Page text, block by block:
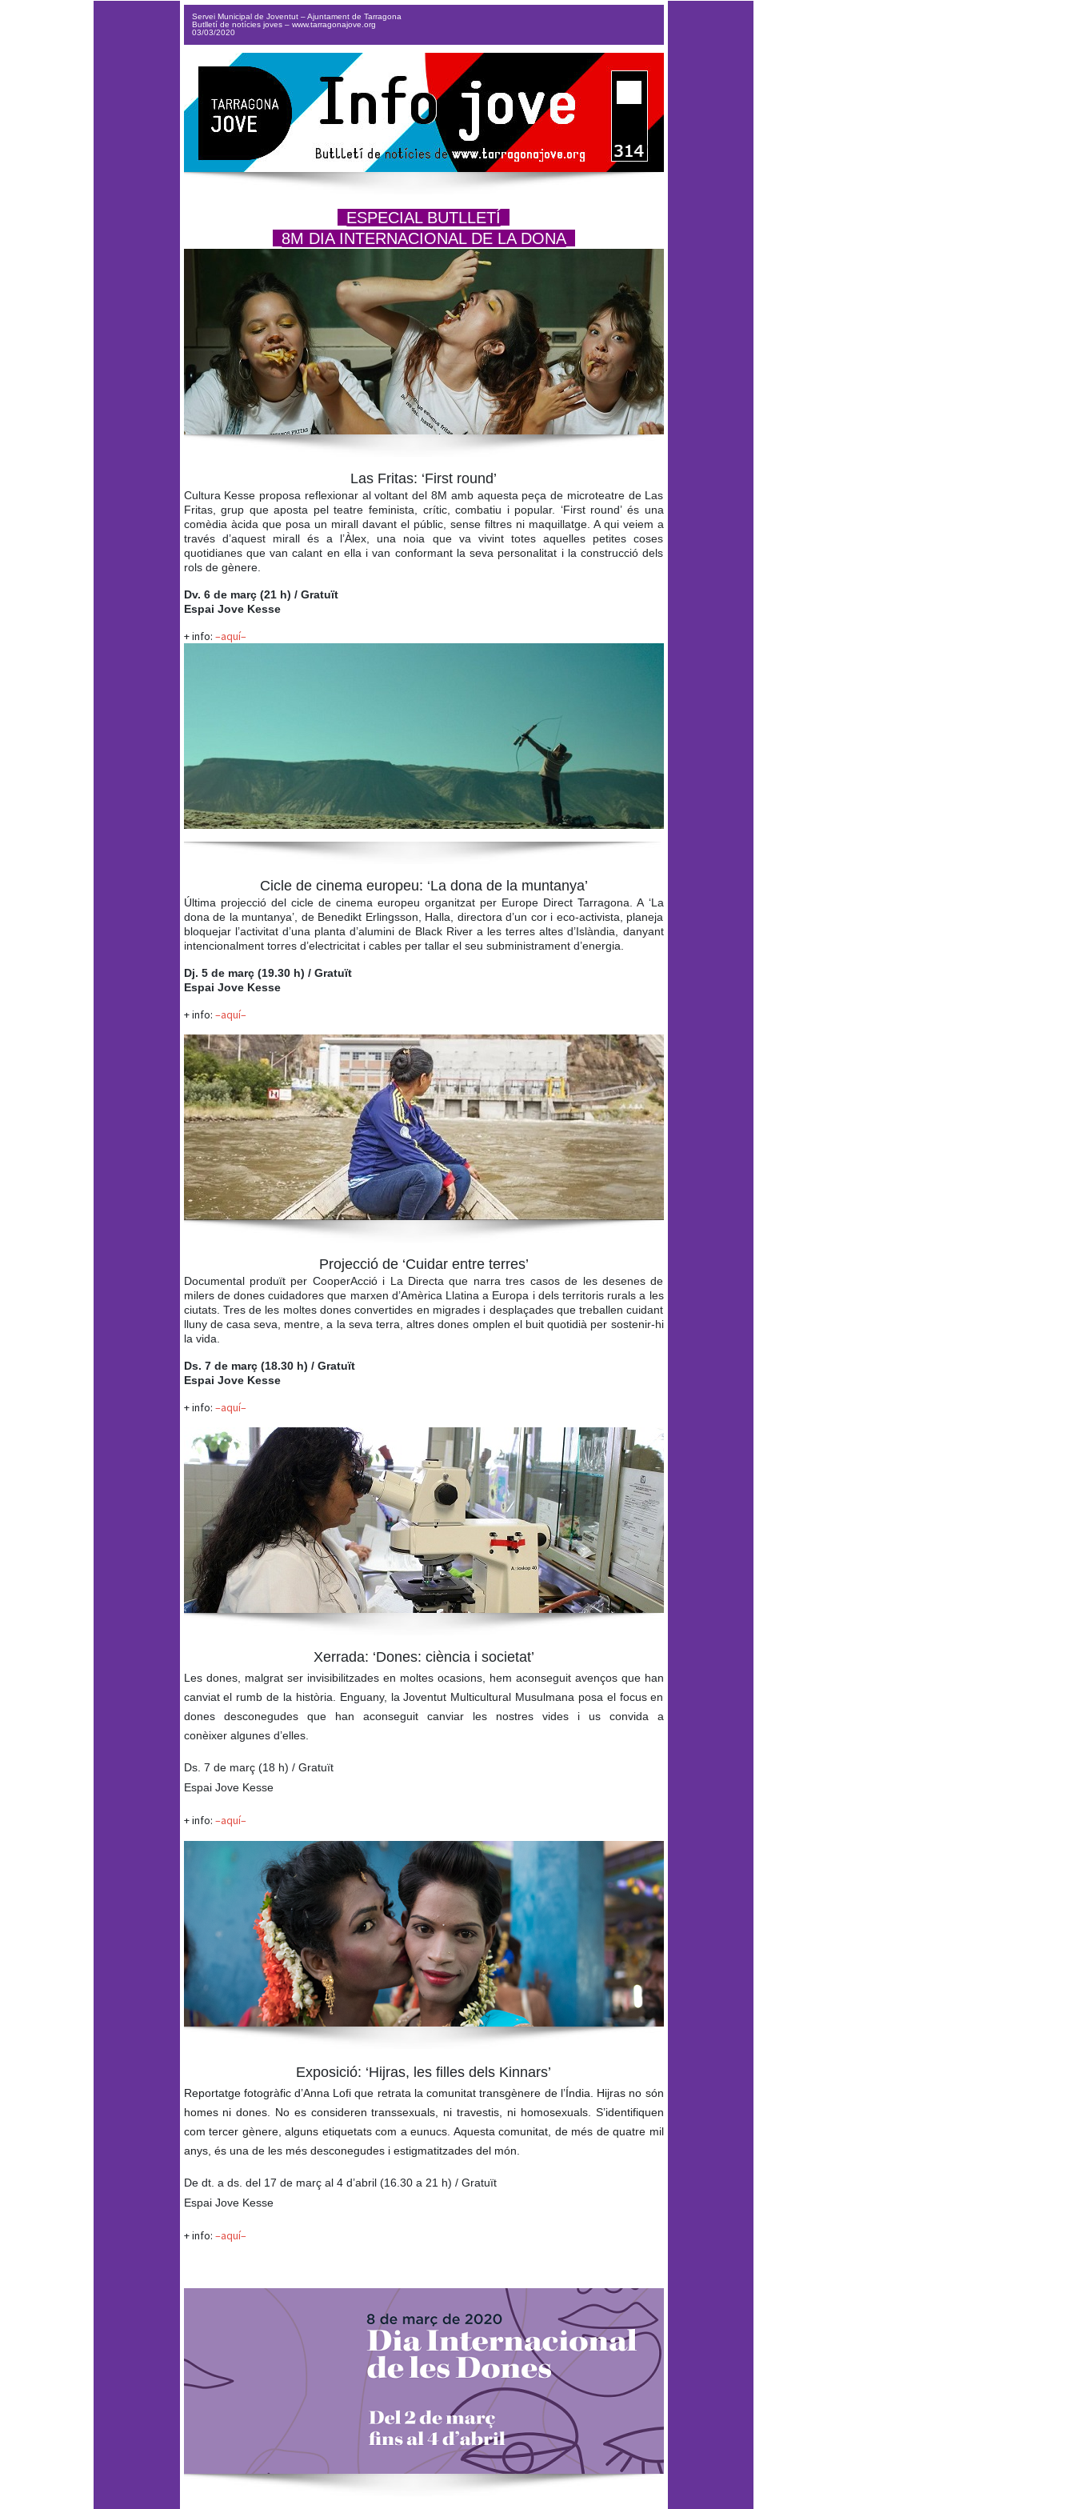
Servei Municipal de Joventut – Ajuntament de Tarragona
Butlletí de notícies joves – www.tarragonajove.org
03/03/2020
_ESPECIAL BUTLLETÍ_
_8M DIA INTERNACIONAL DE LA DONA_
Las Fritas: ‘First round’
Cultura Kesse proposa reflexionar al voltant del 8M amb aquesta peça de microteatre de Las
Fritas, grup que aposta pel teatre feminista, crític, combatiu i popular. ‘First round’ és una
comèdia àcida que posa un mirall davant el públic, sense filtres ni maquillatge. A qui veiem a
través d’aquest mirall és a l’Àlex, una noia que va vivint totes aquelles petites coses
quotidianes que van calant en ella i van conformant la seva personalitat i la construcció dels
rols de gènere.
Dv. 6 de març (21 h) / Gratuït
Espai Jove Kesse
+ info: –aquí–
Cicle de cinema europeu: ‘La dona de la muntanya’
Última projecció del cicle de cinema europeu organitzat per Europe Direct Tarragona. A ‘La
dona de la muntanya’, de Benedikt Erlingsson, Halla, directora d’un cor i eco-activista, planeja
bloquejar l’activitat d’una planta d’alumini de Black River a les terres altes d’Islàndia, danyant
intencionalment torres d’electricitat i cables per tallar el seu subministrament d’energia.
Dj. 5 de març (19.30 h) / Gratuït
Espai Jove Kesse
+ info: –aquí–
Projecció de ‘Cuidar entre terres’
Documental produït per CooperAcció i La Directa que narra tres casos de les desenes de
milers de dones cuidadores que marxen d’Amèrica Llatina a Europa i dels territoris rurals a les
ciutats. Tres de les moltes dones convertides en migrades i desplaçades que treballen cuidant
lluny de casa seva, mentre, a la seva terra, altres dones omplen el buit quotidià per sostenir-hi
la vida.
Ds. 7 de març (18.30 h) / Gratuït
Espai Jove Kesse
+ info: –aquí–
Xerrada: ‘Dones: ciència i societat’
Les dones, malgrat ser invisibilitzades en moltes ocasions, hem aconseguit avenços que han
canviat el rumb de la història. Enguany, la Joventut Multicultural Musulmana posa el focus en
dones desconegudes que han aconseguit canviar les nostres vides i us convida a
conèixer algunes d’elles.
Ds. 7 de març (18 h) / Gratuït
Espai Jove Kesse
+ info: –aquí–
Exposició: ‘Hijras, les filles dels Kinnars’
Reportatge fotogràfic d’Anna Lofi que retrata la comunitat transgènere de l’Índia. Hijras no són
homes ni dones. No es consideren transsexuals, ni travestis, ni homosexuals. S’identifiquen
com tercer gènere, alguns etiquetats com a eunucs. Aquesta comunitat, de més de quatre mil
anys, és una de les més desconegudes i estigmatitzades del món.
De dt. a ds. del 17 de març al 4 d’abril (16.30 a 21 h) / Gratuït
Espai Jove Kesse
+ info: –aquí–